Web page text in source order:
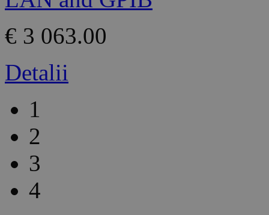
€ 3 063.00
Detalii
1
2
3
4